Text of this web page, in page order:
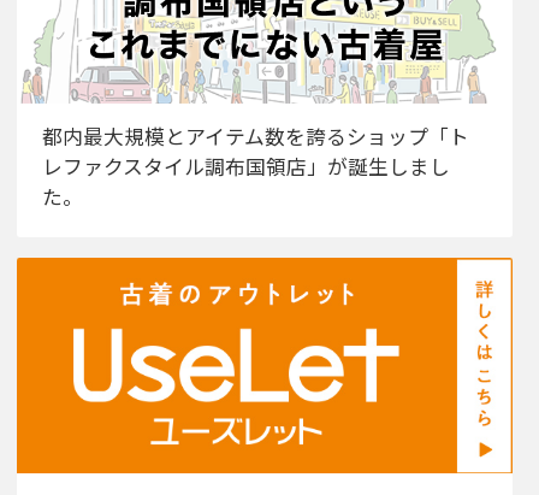
都内最大規模とアイテム数を誇るショップ「ト
レファクスタイル調布国領店」が誕生しまし
た。